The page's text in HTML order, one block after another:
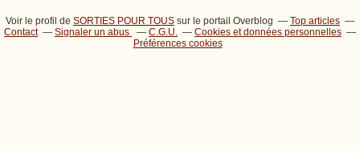
Voir le profil de SORTIES POUR TOUS sur le portail Overblog
Top articles
Contact
Signaler un abus C.G.U.
Cookies et données personnelles
Préférences cookies